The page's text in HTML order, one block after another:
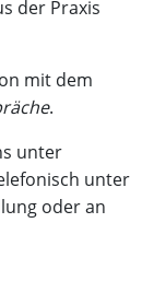
der Praxis
mit dem
.
unter
unter
oder an